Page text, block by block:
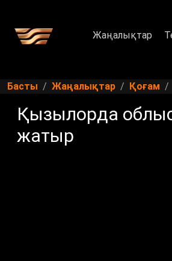
Жаңалықтар
Басты Жаңалықтар Қоғам
Қызылорда
жатыр